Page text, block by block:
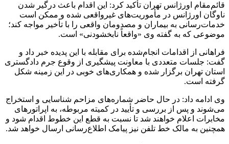
قائم‌مقام اورژانس تهران تأکید کرد: این اقدام باعث درگیر شدن
ناوگان اورژانس در مأموریت‌های غیرواقعی شده و ممکن است
خدمات‌رسانی به بیماران و مصدومان واقعی را با تأخیر مواجه کند؛
موضوعی که به گفته وی «واقعاً نابخشودنی» است.
فراهانی از اقدامات انجام‌شده برای مقابله با این پدیده خبر داد و
گفت: جلسات متعددی با معاونت پیشگیری از وقوع جرم دادگستری
استان تهران برگزار شده و همکاری‌های خوبی در این زمینه شکل
گرفته است.
وی ادامه داد: در حال حاضر شماره‌های مزاحم شناسایی و استخراج
می‌شوند و پس از بررسی و تأیید در کمیته مربوطه، به اپراتورهای
مخابرات اعلام خواهند شد تا نسبت به قطع این خطوط اقدام شود و
همچنین به مالک خط تلفن نیز پیامک اطلاع‌رسانی ارسال خواهد شد.